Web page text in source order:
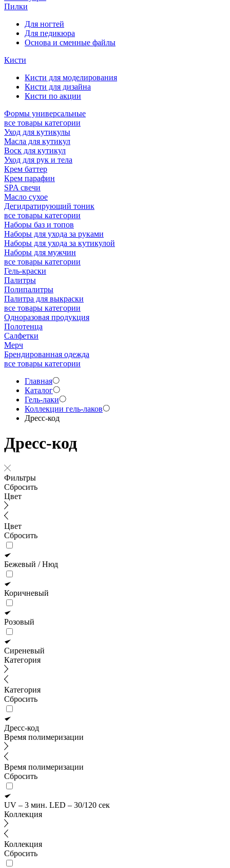
Пилки
Для ногтей
Для педикюра
Основа и сменные файлы
Кисти
Кисти для моделирования
Кисти для дизайна
Кисти по акции
Формы универсальные
все товары категории
Уход для кутикулы
Масла для кутикул
Воск для кутикул
Уход для рук и тела
Крем баттер
Крем парафин
SPA свечи
Масло сухое
Дегидратирующий тоник
все товары категории
Наборы баз и топов
Наборы для ухода за руками
Наборы для ухода за кутикулой
Наборы для мужчин
все товары категории
Гель-краски
Палитры
Полипалитры
Палитра для выкраски
все товары категории
Одноразовая продукция
Полотенца
Салфетки
Мерч
Брендированная одежда
все товары категории
Главная
Каталог
Гель-лаки
Коллекции гель-лаков
Дресс-код
Дресс-код
Фильтры
Сбросить
Цвет
Цвет
Сбросить
Бежевый / Нюд
Коричневый
Розовый
Сиреневый
Категория
Категория
Сбросить
Дресс-код
Время полимеризации
Время полимеризации
Сбросить
UV – 3 мин. LED – 30/120 сек
Коллекция
Коллекция
Сбросить